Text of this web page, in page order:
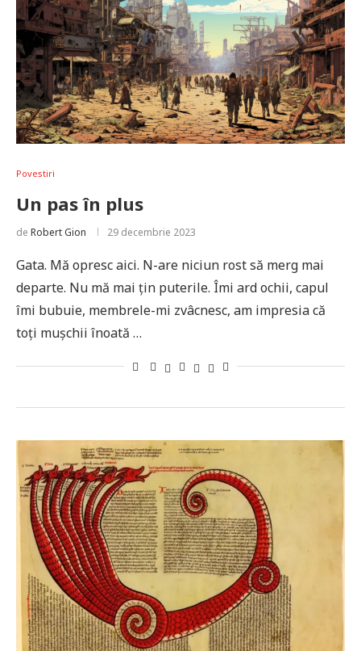
Povestiri
Un pas în plus
de Robert Gion 29 decembrie 2023
Gata. Mă opresc aici. N-are niciun rost să merg mai
departe. Nu mă mai țin puterile. Îmi ard ochii, capul
îmi bubuie, membrele-mi zvâcnesc, am impresia că
toți mușchii înoată …